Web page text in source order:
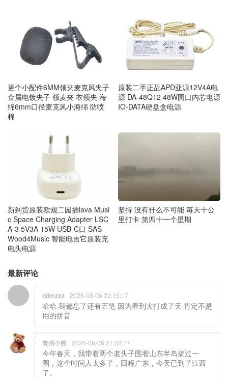
更个小配件6MM领夹麦克风夹子
金属电镀夹子 领麦夹 衣领夹 海
绵6mm口径麦克风小海绵 防喷
棉
原装二手正品APD亚源12V4A电
源 DA-48Q12 48W园口内芯电源
IO-DATA硬盘盒电源
新到货原装欧规二园插lava Musi
c Space Charging Adapter LSC
A-3 5V3A 15W USB-C口 SAS-
Wood4Music 智能电吉它原装充
电头电源
坚持 没有什么不可能 毎天十公
里打卡 第四十一个星期
最新评论
ddmzxz 2026-08-06 22:15:17
哈哈 我都忘了还有五笔 因为看到大打成了天 肯定不是
用的拼音
青州小熊 2026-08-06 21:30:17
今年春天，我带着两个老头子围着山东半岛搞过一
圈，这个时间人太多了，回程广东，今天已到了江西
了。